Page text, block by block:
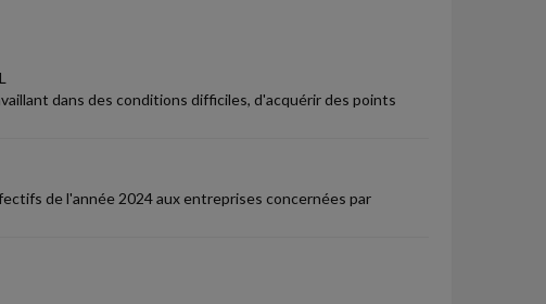
dans des conditions difficiles, d'acquérir des points
de l'année 2024 aux entreprises concernées par